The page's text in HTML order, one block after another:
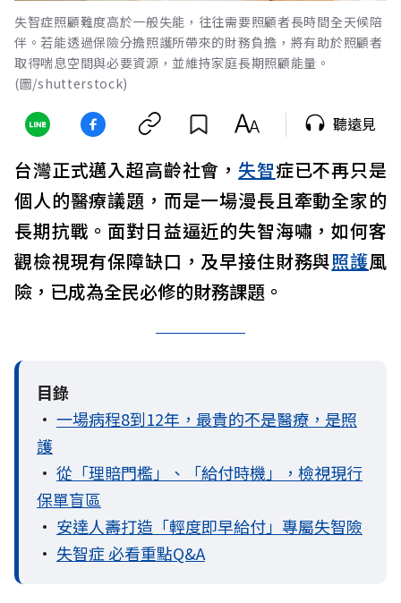
失智症照顧難度高於一般失能，往往需要照顧者長時間全天候陪
伴。若能透過保險分擔照護所帶來的財務負擔，將有助於照顧者
取得喘息空間與必要資源，並維持家庭長期照顧能量。
(圖/shutterstock)
聽遠見
台灣正式邁入超高齡社會， 失智症已不再只是
個人的醫療議題，而是一場漫長且牽動全家的
長期抗戰。面對日益逼近的失智海嘯，如何客
觀檢視現有保障缺口，及早接住財務與照護風
險，已成為全民必修的財務課題。
目錄
• 一場病程8到12年，最貴的不是醫療，是照
護
• 從「理賠門檻」、「給付時機」，檢視現行
保單盲區
• 安達人壽打造「輕度即早給付」專屬失智險
• 失智症 必看重點Q&A